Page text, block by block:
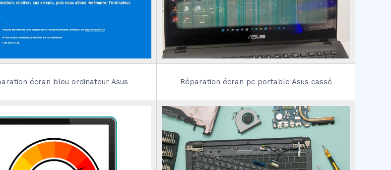
écran bleu ordinateur Asus Réparation écran pc portable Asus cassé